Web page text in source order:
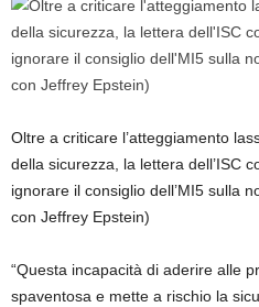
Oltre a criticare l’atteggiamento
della sicurezza, la lettera dell’ISC
ignorare il consiglio dell’MI5 sulla
con Jeffrey Epstein)
“Questa incapacità di aderire alle
spaventosa e mette a rischio la